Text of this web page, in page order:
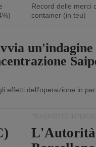
Record delle merci
container (in teu)
un'indagine
effetti dell'operazione in